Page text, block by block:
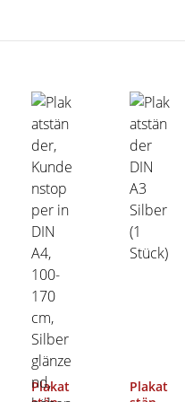
Plakat
Plakat